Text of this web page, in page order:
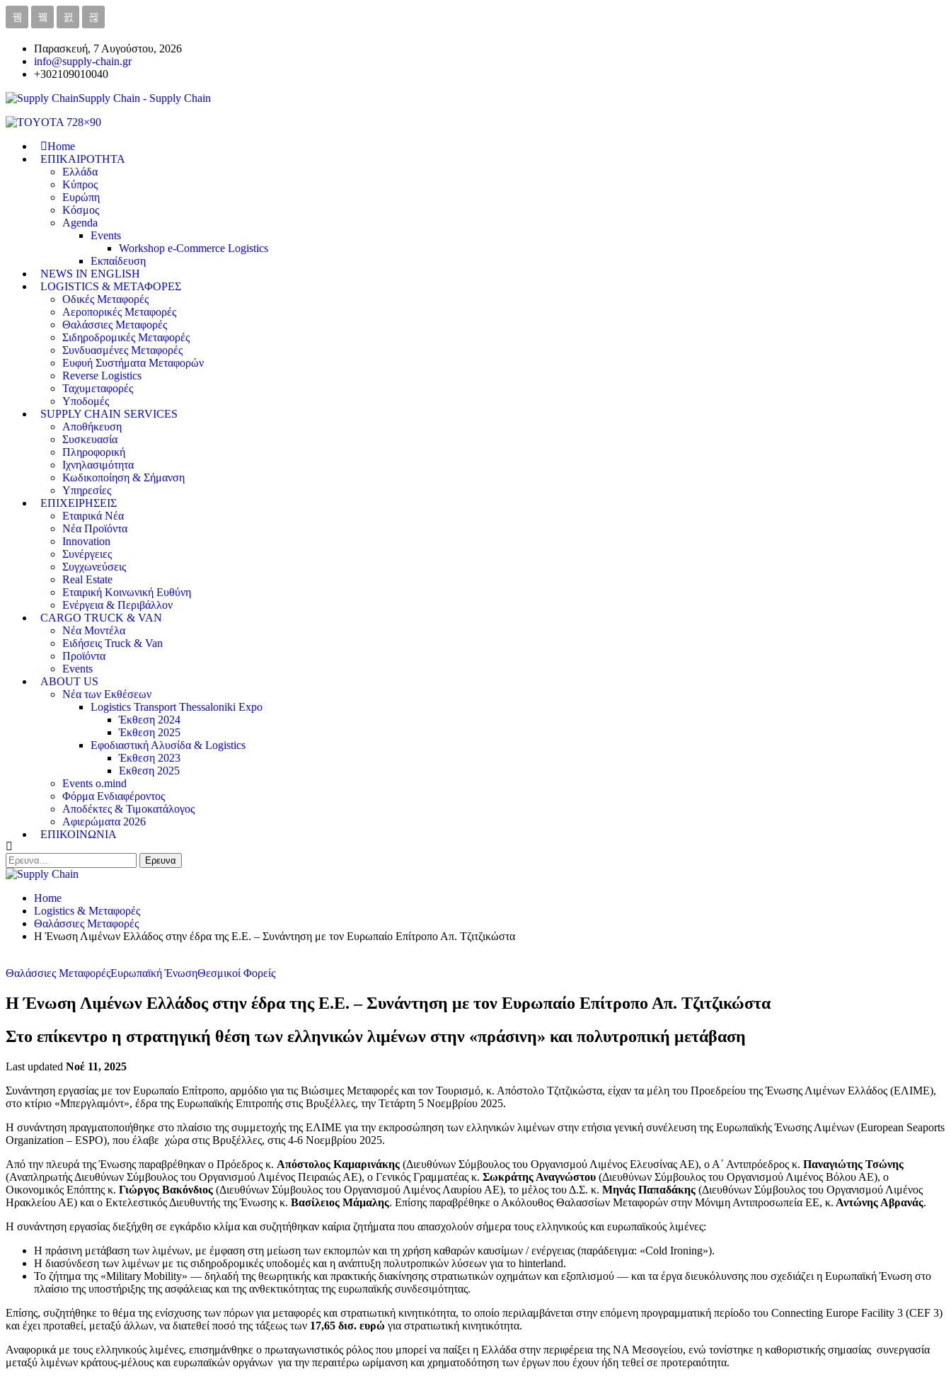
Παρασκευή, 7 Αυγούστου, 2026
info@supply-chain.gr
+302109010040
Supply Chain - Supply Chain
Home
ΕΠΙΚΑΙΡΟΤΗΤΑ
Ελλάδα
Κύπρος
Ευρώπη
Κόσμος
Agenda
Events
Workshop e-Commerce Logistics
Εκπαίδευση
NEWS IN ENGLISH
LOGISTICS & ΜΕΤΑΦΟΡΕΣ
Οδικές Μεταφορές
Αεροπορικές Μεταφορές
Θαλάσσιες Μεταφορές
Σιδηροδρομικές Μεταφορές
Συνδυασμένες Μεταφορές
Ευφυή Συστήματα Μεταφορών
Reverse Logistics
Ταχυμεταφορές
Υποδομές
SUPPLY CHAIN SERVICES
Αποθήκευση
Συσκευασία
Πληροφορική
Ιχνηλασιμότητα
Κωδικοποίηση & Σήμανση
Υπηρεσίες
ΕΠΙΧΕΙΡΗΣΕΙΣ
Εταιρικά Νέα
Νέα Προϊόντα
Innovation
Συνέργειες
Συγχωνεύσεις
Real Estate
Εταιρική Κοινωνική Ευθύνη
Ενέργεια & Περιβάλλον
CARGO TRUCK & VAN
Νέα Μοντέλα
Ειδήσεις Truck & Van
Προϊόντα
Events
ABOUT US
Νέα των Εκθέσεων
Logistics Transport Thessaloniki Expo
Έκθεση 2024
Έκθεση 2025
Εφοδιαστική Αλυσίδα & Logistics
Έκθεση 2023
Εκθεση 2025
Events o.mind
Φόρμα Ενδιαφέροντος
Αποδέκτες & Τιμοκατάλογος
Αφιερώματα 2026
ΕΠΙΚΟΙΝΩΝΙΑ
Home
Logistics & Μεταφορές
Θαλάσσιες Μεταφορές
Η Ένωση Λιμένων Ελλάδος στην έδρα της Ε.Ε. – Συνάντηση με τον Ευρωπαίο Επίτροπο Απ. Τζιτζικώστα
Θαλάσσιες ΜεταφορέςΕυρωπαϊκή ΈνωσηΘεσμικοί Φορείς
Η Ένωση Λιμένων Ελλάδος στην έδρα της Ε.Ε. – Συνάντηση με τον Ευρωπαίο Επίτροπο Απ. Τζιτζικώστα
Στο επίκεντρο η στρατηγική θέση των ελληνικών λιμένων στην «πράσινη» και πολυτροπική μετάβαση
Last updated Νοέ 11, 2025
Συνάντηση εργασίας με τον Ευρωπαίο Επίτροπο, αρμόδιο για τις Βιώσιμες Μεταφορές και τον Τουρισμό, κ. Απόστολο Τζιτζικώστα, είχαν τα μέλη του Προεδρείου της Ένωσης Λιμένων Ελλάδος (ΕΛΙΜΕ),
στο κτίριο «Μπεργλαμόντ», έδρα της Ευρωπαϊκής Επιτροπής στις Βρυξέλλες, την Τετάρτη 5 Νοεμβρίου 2025.
Η συνάντηση πραγματοποιήθηκε στο πλαίσιο της συμμετοχής της ΕΛΙΜΕ για την εκπροσώπηση των ελληνικών λιμένων στην ετήσια γενική συνέλευση της Ευρωπαϊκής Ένωσης Λιμένων (European Seaports
Organization – ESPO), που έλαβε χώρα στις Βρυξέλλες, στις 4-6 Νοεμβρίου 2025.
Από την πλευρά της Ένωσης παραβρέθηκαν ο Πρόεδρος κ. Απόστολος Καμαρινάκης (Διευθύνων Σύμβουλος του Οργανισμού Λιμένος Ελευσίνας ΑΕ), ο Α΄ Αντιπρόεδρος κ. Παναγιώτης Τσώνης
(Αναπληρωτής Διευθύνων Σύμβουλος του Οργανισμού Λιμένος Πειραιώς ΑΕ), ο Γενικός Γραμματέας κ. Σωκράτης Αναγνώστου (Διευθύνων Σύμβουλος του Οργανισμού Λιμένος Βόλου ΑΕ), ο
Οικονομικός Επόπτης κ. Γιώργος Βακόνδιος (Διευθύνων Σύμβουλος του Οργανισμού Λιμένος Λαυρίου ΑΕ), το μέλος του Δ.Σ. κ. Μηνάς Παπαδάκης (Διευθύνων Σύμβουλος του Οργανισμού Λιμένος
Ηρακλείου ΑΕ) και ο Εκτελεστικός Διευθυντής της Ένωσης κ. Βασίλειος Μάμαλης. Επίσης παραβρέθηκε ο Ακόλουθος Θαλασσίων Μεταφορών στην Μόνιμη Αντιπροσωπεία ΕΕ, κ. Αντώνης Αβρανάς.
Η συνάντηση εργασίας διεξήχθη σε εγκάρδιο κλίμα και συζητήθηκαν καίρια ζητήματα που απασχολούν σήμερα τους ελληνικούς και ευρωπαϊκούς λιμένες:
Η πράσινη μετάβαση των λιμένων, με έμφαση στη μείωση των εκπομπών και τη χρήση καθαρών καυσίμων / ενέργειας (παράδειγμα: «Cold Ironing»).
Η διασύνδεση των λιμένων με τις σιδηροδρομικές υποδομές και η ανάπτυξη πολυτροπικών λύσεων για το hinterland.
Το ζήτημα της «Military Mobility» — δηλαδή της θεωρητικής και πρακτικής διακίνησης στρατιωτικών οχημάτων και εξοπλισμού — και τα έργα διευκόλυνσης που σχεδιάζει η Ευρωπαϊκή Ένωση στο
πλαίσιο της υποστήριξης της ασφάλειας και της ανθεκτικότητας της ευρωπαϊκής συνδεσιμότητας.
Επίσης, συζητήθηκε το θέμα της ενίσχυσης των πόρων για μεταφορές και στρατιωτική κινητικότητα, το οποίο περιλαμβάνεται στην επόμενη προγραμματική περίοδο του Connecting Europe Facility 3 (CEF 3)
και έχει προταθεί, μεταξύ άλλων, να διατεθεί ποσό της τάξεως των 17,65 δισ. ευρώ για στρατιωτική κινητικότητα.
Αναφορικά με τους ελληνικούς λιμένες, επισημάνθηκε ο πρωταγωνιστικός ρόλος που μπορεί να παίξει η Ελλάδα στην περιφέρεια της ΝΑ Μεσογείου, ενώ τονίστηκε η καθοριστικής σημασίας συνεργασία
μεταξύ λιμένων κράτους-μέλους και ευρωπαϊκών οργάνων για την περαιτέρω ωρίμανση και χρηματοδότηση των έργων που έχουν ήδη τεθεί σε προτεραιότητα.